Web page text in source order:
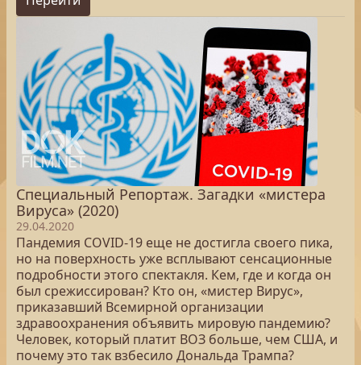
Специальный Репортаж. Загадки «мистера
Вируса» (2020)
29.04.2020
Пандемия COVID-19 еще не достигла своего пика,
но на поверхность уже всплывают сенсационные
подробности этого спектакля. Кем, где и когда он
был срежиссирован? Кто он, «мистер Вирус»,
приказавший Всемирной организации
здравоохранения объявить мировую пандемию?
Человек, который платит ВОЗ больше, чем США, и
почему это так взбесило Дональда Трампа?